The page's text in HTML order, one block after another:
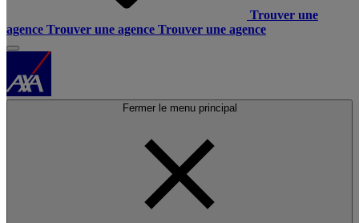
Trouver une
agence Trouver une agence Trouver une agence
Fermer le menu principal